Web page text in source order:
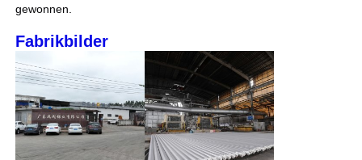
Neuigkeiten
Angebot anfordern
gewonnen.
Fabrikbilder